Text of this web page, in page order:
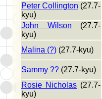
Peter Collington (27.7-
kyu)
John Wilson (27.7-
kyu)
Malina (?) (27.7-kyu)
Sammy ?? (27.7-kyu)
Rosie Nicholas (27.7-
kyu)